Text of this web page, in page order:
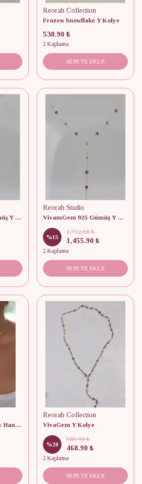
Reorah Collection
Frozen Snowflake Y Kolye
530.90 ₺
2 Kaplama
SEPETE EKLE
Star Sparkle 925 Gümüş Y Kolye
Reorah Studio
VivamGem 925 Gümüş Y Kolye
%15
1,712.90 ₺
1,455.90 ₺
2 Kaplama
SEPETE EKLE
White Fatima's Starry Hand Y Kolye
Reorah Collection
VivaGem Y Kolye
%20
585.90 ₺
468.90 ₺
2 Kaplama
SEPETE EKLE